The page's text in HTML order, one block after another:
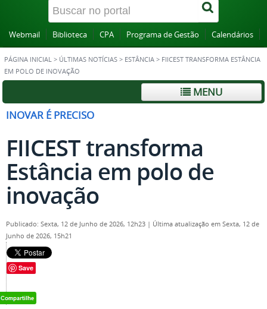
Webmail Biblioteca CPA Programa de Gestão Calendários
PÁGINA INICIAL > ÚLTIMAS NOTÍCIAS > ESTÂNCIA > FIICEST TRANSFORMA ESTÂNCIA
EM POLO DE INOVAÇÃO
MENU
INOVAR É PRECISO
FIICEST transforma
Estância em polo de
inovação
Publicado: Sexta, 12 de Junho de 2026, 12h23 | Última atualização em Sexta, 12 de
Junho de 2026, 15h21
Save